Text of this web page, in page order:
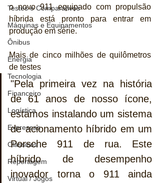
Testes e Comparativos
Máquinas e Equipamentos
Ônibus
Energia
Tecnologia
Financeiro
Logística
Expressas
Clássicos
Reportagem
Virtual / Jogos
o novo 911 equipado com propulsão
híbrida está pronto para entrar em
produção em série.
Mais de cinco milhões de quilômetros
de testes
"Pela primeira vez na história
de 61 anos de nosso ícone,
estamos instalando um sistema
de acionamento híbrido em um
Porsche 911 de rua. Este
híbrido de desempenho
inovador torna o 911 ainda